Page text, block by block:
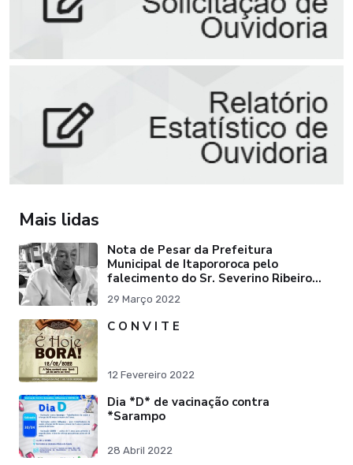
Mais lidas
Nota de Pesar da Prefeitura
Municipal de Itapororoca pelo
falecimento do Sr. Severino Ribeiro
da Silva "Pai do Ex-Prefei
29 Março 2022
C O N V I T E
12 Fevereiro 2022
Dia *D* de vacinação contra
*Sarampo
28 Abril 2022